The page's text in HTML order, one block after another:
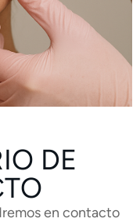
DE
en contacto